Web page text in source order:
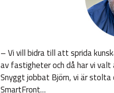
– Vi vill bidra till att sprida
av fastigheter och då har vi
Snyggt jobbat Björn, vi är
SmartFront…